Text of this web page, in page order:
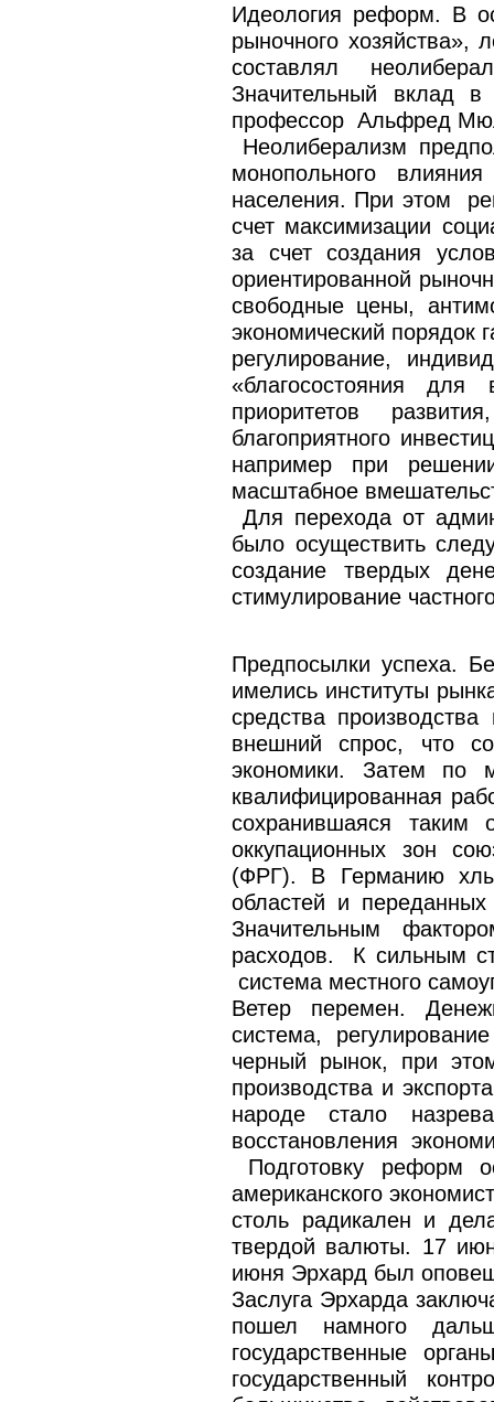
Идеология реформ. В
рыночного хозяйства»,
составлял
Значительный вклад в
профессор Альфред
Неолиберализм
монопольного
населения. При этом
счет максимизации
за счет создания
ориентированной
свободные цены,
экономический порядок
регулирование,
«благосостояния
приоритетов
благоприятного
например при
масштабное
Для перехода от
было осуществить
создание твердых
стимулирование
Предпосылки успеха.
имелись институты
средства
внешний спрос, что
экономики. Затем по
квалифицированная
сохранившаяся
оккупационных зон
(ФРГ). В Германию
областей и
Значительным
расходов. К сильным
система местного
Ветер перемен.
система,
черный рынок, при
производства и
народе стало
восстановления
Подготовку реформ
американского
столь радикален и
твердой валюты. 17
июня Эрхард был
Заслуга Эрхарда
пошел намного
государственные
государственный